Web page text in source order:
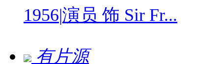
1956|演员 饰 Sir Fr...
有片源